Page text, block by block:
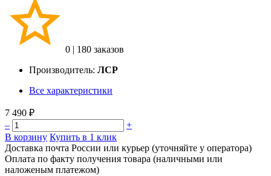
0 | 180 заказов
Производитель: ЛСР
Все характеристики
7 490 ₽
–
+
В корзину Купить в 1 клик
Доставка почта России или курьер (уточняйте у оператора)
Оплата по факту получения товара (наличными или
наложеным платежом)